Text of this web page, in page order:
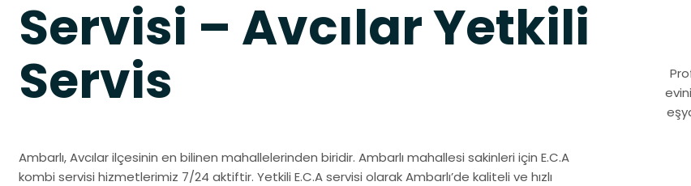
Servisi – Avcılar Yetkili
Servis
Ambarlı, Avcılar ilçesinin en bilinen mahallelerinden biridir. Ambarlı mahallesi sakinleri için E.C.A
kombi servisi hizmetlerimiz 7/24 aktiftir. Yetkili E.C.A servisi olarak Ambarlı’de kaliteli ve hızlı